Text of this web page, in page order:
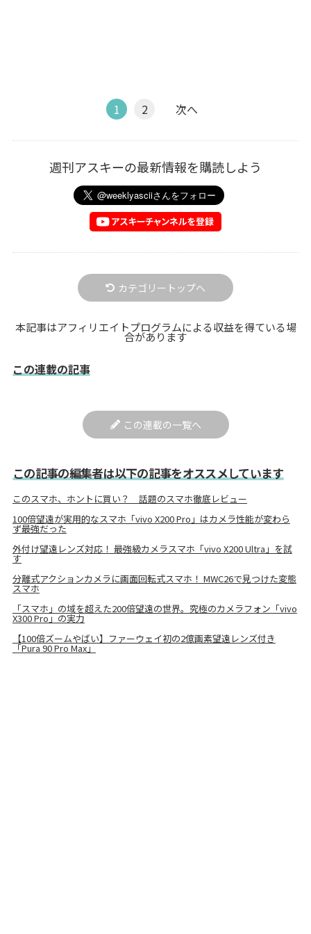
1 2 次へ
週刊アスキーの最新情報を購読しよう
カテゴリートップへ
本記事はアフィリエイトプログラムによる収益を得ている場
合があります
この連載の記事
この連載の一覧へ
この記事の編集者は以下の記事をオススメしています
このスマホ、ホントに買い？ 話題のスマホ徹底レビュー
100倍望遠が実用的なスマホ「vivo X200 Pro」はカメラ性能が変わら
ず最強だった
外付け望遠レンズ対応！ 最強級カメラスマホ「vivo X200 Ultra」を試
す
分離式アクションカメラに画面回転式スマホ！ MWC26で見つけた変態
スマホ
「スマホ」の域を超えた200倍望遠の世界。究極のカメラフォン「vivo
X300 Pro」の実力
【100倍ズームやばい】ファーウェイ初の2億画素望遠レンズ付き
「Pura 90 Pro Max」